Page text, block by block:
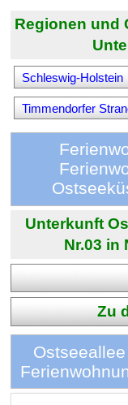
Regionen und
Schleswig-Holstein
Timmendorfer
Unterkunft
Nr.03 in
Zu